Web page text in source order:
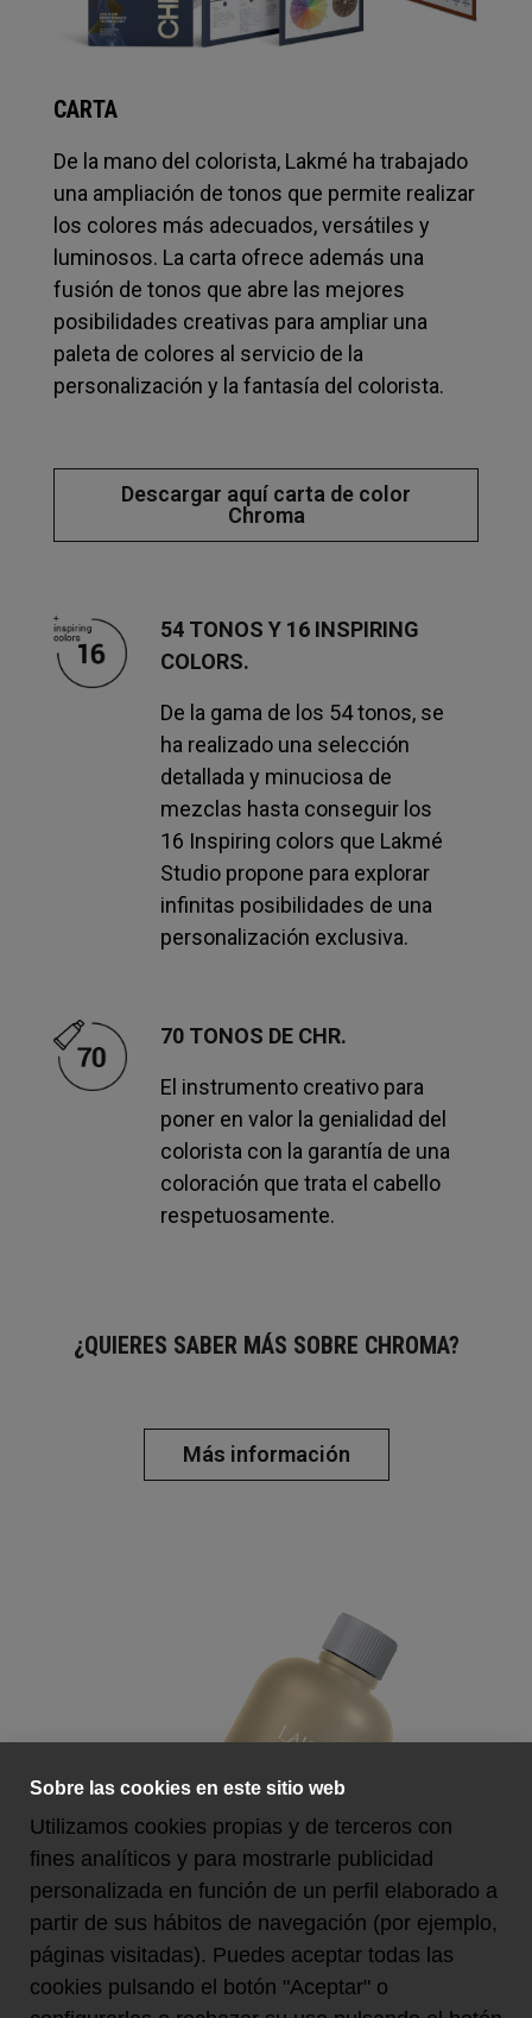
CARTA
De la mano del colorista, Lakmé ha trabajado
una ampliación de tonos que permite realizar
los colores más adecuados, versátiles y
luminosos. La carta ofrece además una
fusión de tonos que abre las mejores
posibilidades creativas para ampliar una
paleta de colores al servicio de la
personalización y la fantasía del colorista.
Descargar aquí carta de color
Chroma
54 TONOS Y 16 INSPIRING
COLORS.
De la gama de los 54 tonos, se
ha realizado una selección
detallada y minuciosa de
mezclas hasta conseguir los
16 Inspiring colors que Lakmé
Studio propone para explorar
infinitas posibilidades de una
personalización exclusiva.
70 TONOS DE CHR.
El instrumento creativo para
poner en valor la genialidad del
colorista con la garantía de una
coloración que trata el cabello
respetuosamente.
¿QUIERES SABER MÁS SOBRE CHROMA?
Más información
SOBRE NOSOTROS
Sobre las cookies en este sitio web
Utilizamos cookies propias y de terceros con
fines analíticos y para mostrarle publicidad
personalizada en función de un perfil elaborado a
partir de sus hábitos de navegación (por ejemplo,
páginas visitadas). Puedes aceptar todas las
cookies pulsando el botón "Aceptar" o